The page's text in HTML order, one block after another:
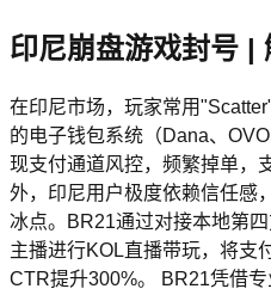
印尼崩盘游戏封号 |
在印尼市场，玩家常用
的电子钱包系统（Dana、
现支付通道风控，频繁掉单，
外，印尼用户极度依赖信任感
冰点。BR21通过对接本地第
主播进行KOL直播带玩，将支
CTR提升300%。 BR21凭借